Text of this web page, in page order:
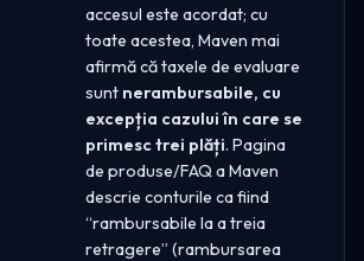
accesul este acordat; cu
toate acestea, Maven mai
afirmă că taxele de evaluare
sunt nerambursabile, cu
excepția cazului în care se
primesc trei plăți. Pagina
de produse/FAQ a Maven
descrie conturile ca fiind
“rambursabile la a treia
retragere” (rambursarea